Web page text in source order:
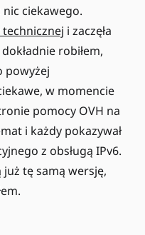
ciekawego.
i zaczęła
robiłem,
powyżej
w momencie
pomocy OVH na
i każdy pokazywał
z obsługą IPv6.
tę samą wersję,